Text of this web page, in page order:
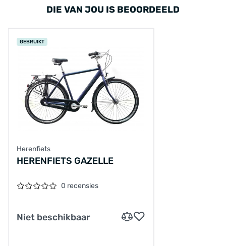
DIE VAN JOU IS BEOORDEELD
GEBRUIKT
Herenfiets
HERENFIETS GAZELLE
0 recensies
Niet beschikbaar